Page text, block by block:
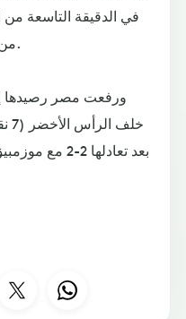
في الدقيقة التاسعة
من تعادل موزمبيق المثير أمام غانا.
ورفعت مصر رصيدها
بعد تعادلها